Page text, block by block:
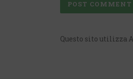
Questo sito utilizza